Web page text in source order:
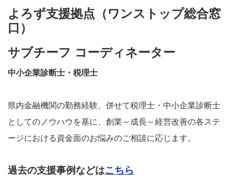
よろず支援拠点（ワンストップ総合窓
口）
サブチーフ コーディネーター
中小企業診断士・税理士
県内金融機関の勤務経験、併せて税理士・中小企業診断士
としてのノウハウを基に、創業～成長～経営改善の各ステ
ージにおける資金面のお悩みのご相談に応じます。
過去の支援事例などはこちら